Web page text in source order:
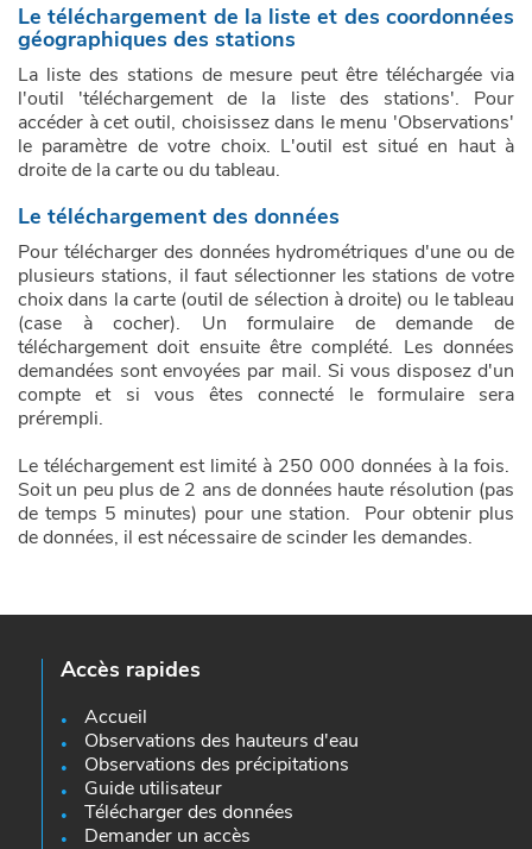
Débit
Précipitation
Rapports et publications
Téléchargements des données
Demande d'un compte
EN SAVOIR PLUS
Gestion des cours d'eau en Wallonie
Réseaux de mesure
Prévision des crues
ACTUALITÉS
Le téléchargement de la liste et des coordonnées
géographiques des stations
La liste des stations de mesure peut être téléchargée via
l'outil 'téléchargement de la liste des stations'. Pour
accéder à cet outil, choisissez dans le menu 'Observations'
le paramètre de votre choix. L'outil est situé en haut à
droite de la carte ou du tableau.
Le téléchargement des données
Pour télécharger des données hydrométriques d'une ou de
plusieurs stations, il faut sélectionner les stations de votre
choix dans la carte (outil de sélection à droite) ou le tableau
(case à cocher). Un formulaire de demande de
téléchargement doit ensuite être complété. Les données
demandées sont envoyées par mail. Si vous disposez d'un
compte et si vous êtes connecté le formulaire sera
prérempli.
Le téléchargement est limité à 250 000 données à la fois.
Soit un peu plus de 2 ans de données haute résolution (pas
de temps 5 minutes) pour une station. Pour obtenir plus
de données, il est nécessaire de scinder les demandes.
Accès rapides
Accueil
Observations des hauteurs d'eau
Observations des précipitations
Guide utilisateur
Télécharger des données
Demander un accès